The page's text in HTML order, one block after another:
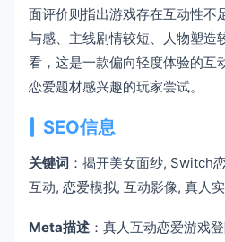
面评价则指出游戏存在互动性不
与感、主线剧情较短、人物塑造
看，这是一款偏向轻度体验的互
恋爱题材感兴趣的玩家尝试。
SEO信息
关键词 ：揭开美女面纱, Switch
互动, 恋爱模拟, 互动影像, 真人
Meta描述 ：真人互动恋爱游戏